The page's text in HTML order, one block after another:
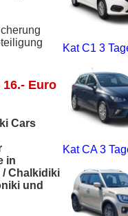
16.- Euro
Cars
in
Chalkidiki
und
Kat C1 3
Kat CA3